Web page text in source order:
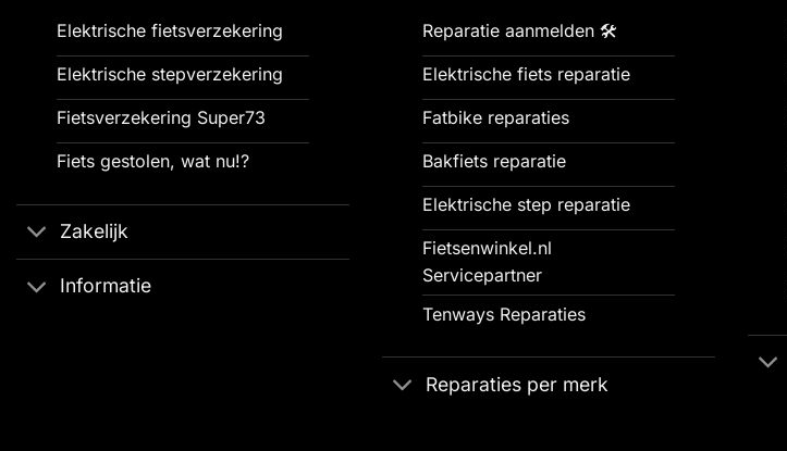
Elektrische fietsverzekering
Elektrische stepverzekering
Fietsverzekering Super73
Fiets gestolen, wat nu!?
Zakelijk
Informatie
Reparatie aanmelden 🛠️
Elektrische fiets reparatie
Fatbike reparaties
Bakfiets reparatie
Elektrische step reparatie
Fietsenwinkel.nl
Servicepartner
Tenways Reparaties
Reparaties per merk